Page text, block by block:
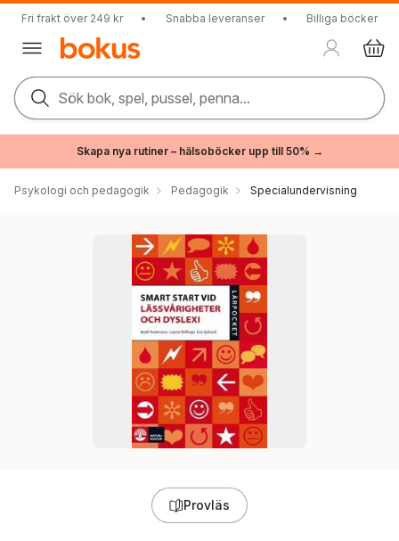
Fri frakt över 249 kr • Snabba leveranser • Billiga böcker
Sök bok, spel, pussel, penna...
Skapa nya rutiner – hälsoböcker upp till 50% →
Psykologi och pedagogik Pedagogik Specialundervisning
Provläs